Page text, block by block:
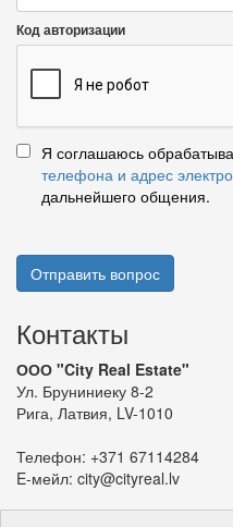
Код авторизации
Я соглашаюсь
телефона и адрес
дальнейшего общения.
Отправить вопрос
Контакты
ООО "City Real Estate"
Ул. Бруниниеку 8-2
Рига, Латвия, LV-1010
Телефон: +371 67114284
E-мейл: city@cityreal.lv